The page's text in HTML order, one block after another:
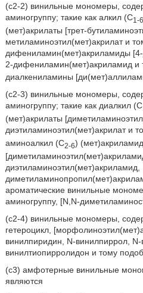
(с2-2) винильные мономеры,
аминогруппу; такие как алкил (C1-6
(мет)акрилаты [трет-
метиламиноэтил(мет)акрилат и
дифениламин(мет)акриламиды
2-дифениламин(мет)акриламид и
диалкениламины
(с2-3) винильные мономеры,
аминогруппу; такие как диалкил (С
(мет)акрилаты
диэтиламиноэтил(мет)акрилат и
аминоалкил (С2-6)
диэтиламиноэтил(мет)акриламид,
ароматические винильные
аминогруппу, [Ν,Ν-
(с2-4) винильные мономеры,
гетероцикл,
винилпиридин, N-винилпиррол,
винилтиопирролидон и тому
(с3) амфотерные винильные
являются